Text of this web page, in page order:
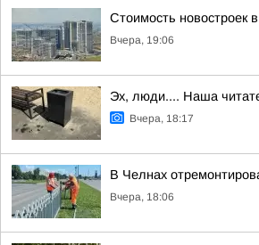
Стоимость новостроек
Вчера, 19:06
Эх, люди.... Наша
Вчера, 18:17
В Челнах
Вчера, 18:06